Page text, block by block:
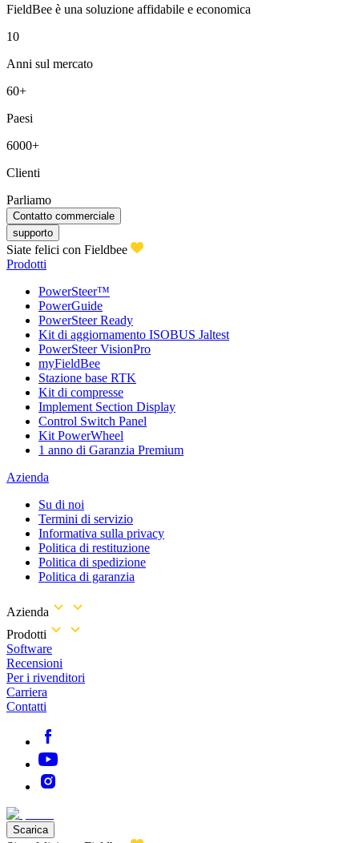
FieldBee è una soluzione affidabile e economica
10
Anni sul mercato
60+
Paesi
6000+
Clienti
Parliamo
Contatto commerciale
supporto
Siate felici con Fieldbee
Prodotti
PowerSteer™
PowerGuide
PowerSteer Ready
Kit di aggiornamento ISOBUS Jaltest
PowerSteer VisionPro
myFieldBee
Stazione base RTK
Kit di compresse
Implement Section Display
Control Switch Panel
Kit PowerWheel
1 anno di Garanzia Premium
Azienda
Su di noi
Termini di servizio
Informativa sulla privacy
Politica di restituzione
Politica di spedizione
Politica di garanzia
Azienda
Prodotti
Software
Recensioni
Per i rivenditori
Carriera
Contatti
Scarica